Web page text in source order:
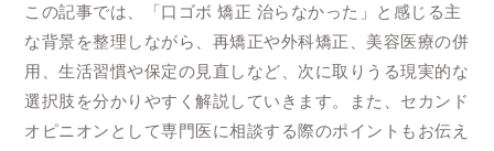
この記事では、「口ゴボ 矯正 治らなかった」と感じる主
な背景を整理しながら、再矯正や外科矯正、美容医療の併
用、生活習慣や保定の見直しなど、次に取りうる現実的な
選択肢を分かりやすく解説していきます。また、セカンド
オピニオンとして専門医に相談する際のポイントもお伝え